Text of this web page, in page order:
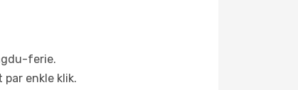
ferie.
enkle klik.